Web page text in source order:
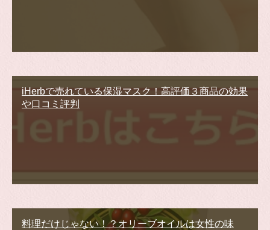
iHerbで売れている保湿マスク！高評価３商品の効果
や口コミ評判
料理だけじゃない！？オリーブオイルは女性の味